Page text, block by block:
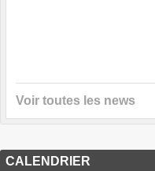
Voir toutes les news
CALENDRIER